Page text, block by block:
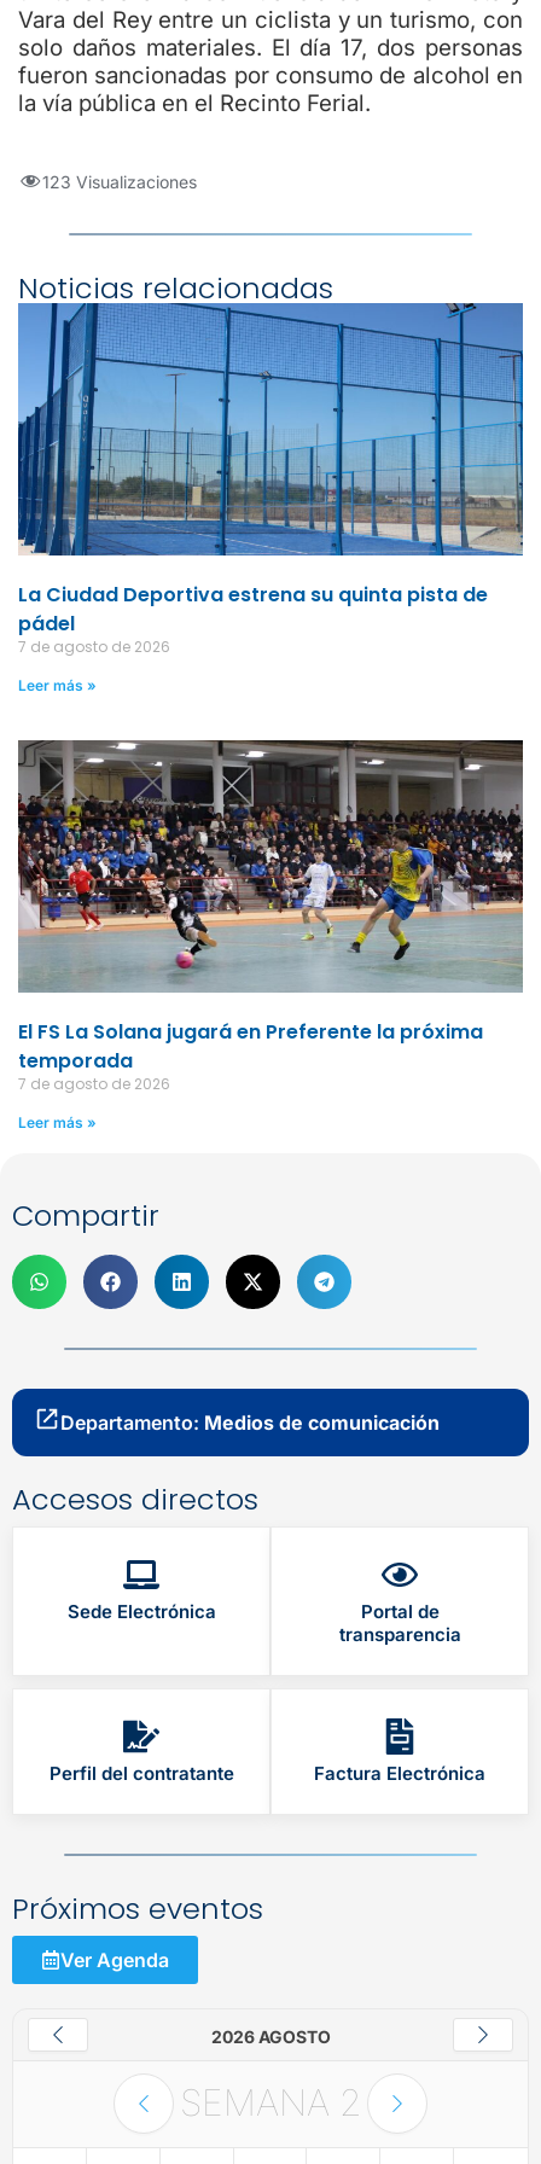
Vara del Rey entre un ciclista y un turismo, con
solo daños materiales. El día 17, dos personas
fueron sancionadas por consumo de alcohol en
la vía pública en el Recinto Ferial.
123 Visualizaciones
Noticias relacionadas
La Ciudad Deportiva estrena su quinta pista de
pádel
7 de agosto de 2026
Leer más »
El FS La Solana jugará en Preferente la próxima
temporada
7 de agosto de 2026
Leer más »
Compartir
Departamento: Medios de comunicación
Accesos directos
Sede Electrónica
Portal de
transparencia
Perfil del contratante Factura Electrónica
Próximos eventos
Ver Agenda
2026 AGOSTO
SEMANA 2